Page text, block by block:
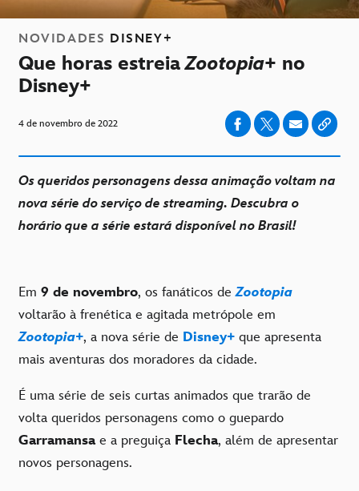
NOVIDADES DISNEY+
Que horas estreiaZootopia+ no
Disney+
4 de novembro de 2022
Os queridos personagens dessa animação voltam na
nova série do serviço de streaming. Descubra o
horário que a série estará disponível no Brasil!
Em 9 de novembro, os fanáticos deZootopia
voltarão à frenética e agitada metrópole em
Zootopia+, a nova série de Disney+ que apresenta
mais aventuras dos moradores da cidade.
É uma série de seis curtas animados que trarão de
volta queridos personagens como o guepardo
Garramansae a preguiça Flecha, além de apresentar
novos personagens.